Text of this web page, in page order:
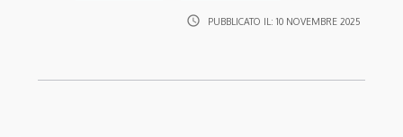
access_time PUBBLICATO IL: 10 NOVEMBRE 2025